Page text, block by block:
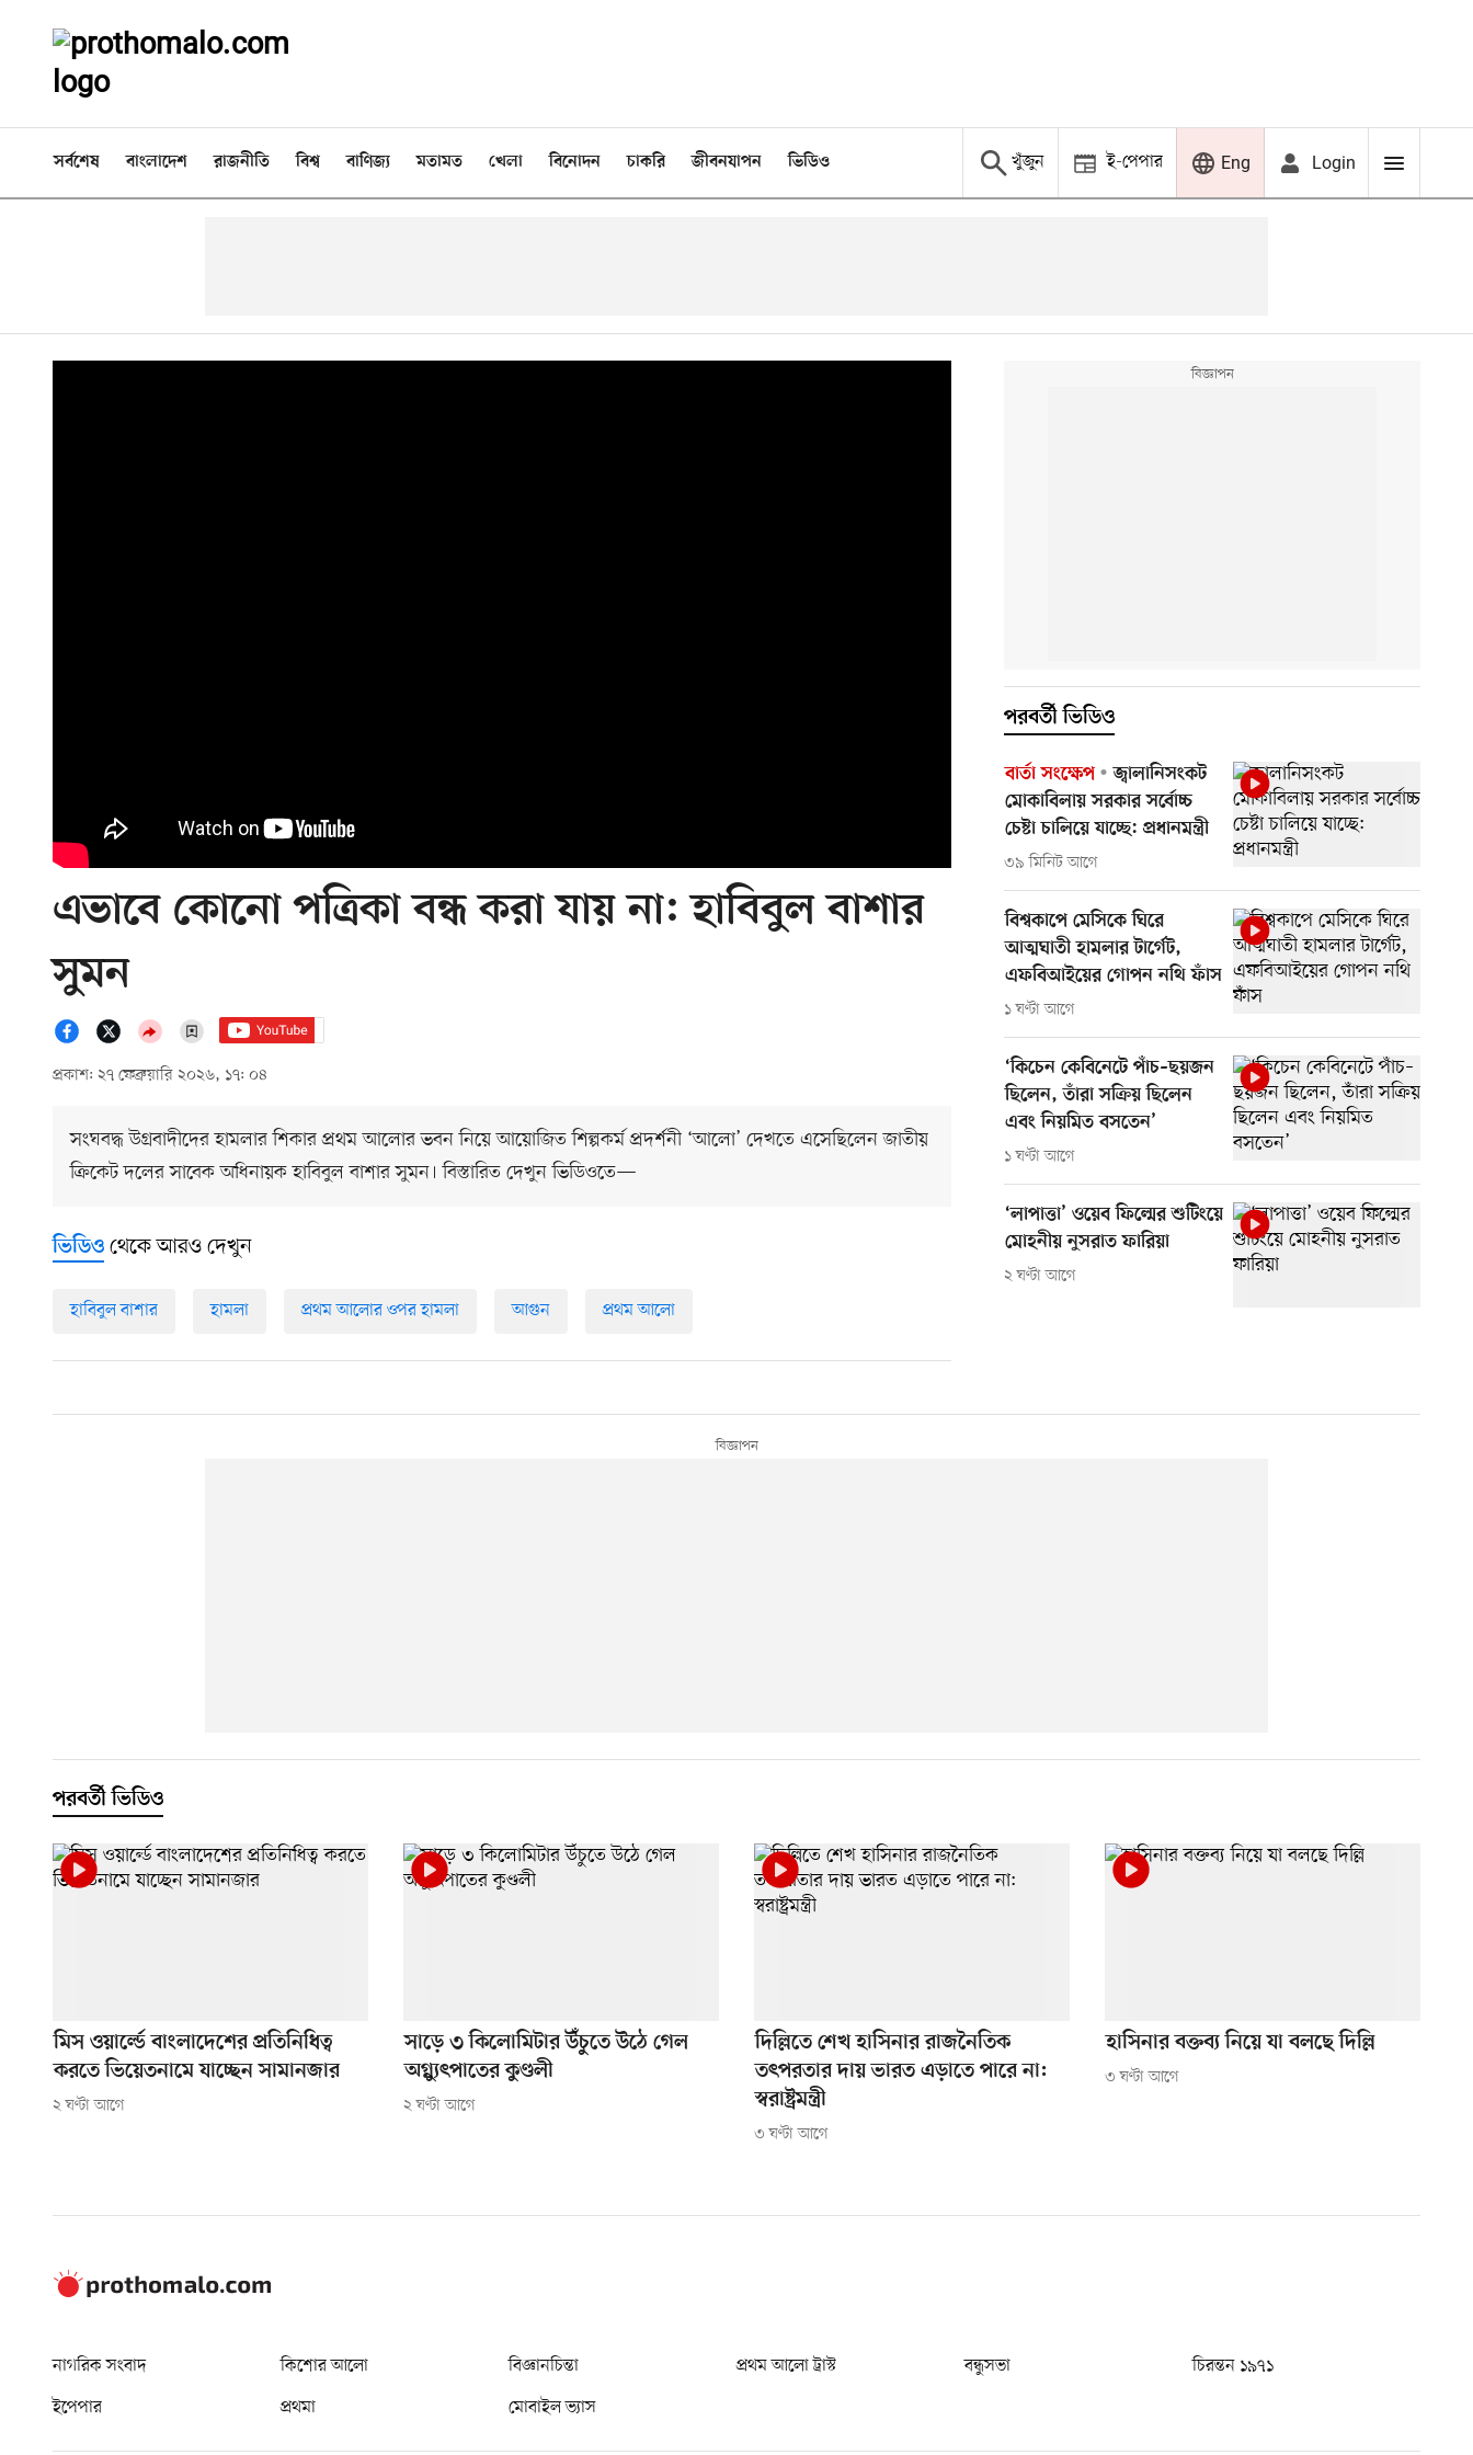
সর্বশেষ বাংলাদেশ রাজনীতি বিশ্ব বাণিজ্য মতামত খেলা বিনোদন চাকরি জীবনযাপন ভিডিও খুঁজুন ই-পেপার Eng Login
এভাবে কোনো পত্রিকা বন্ধ করা যায় না: হাবিবুল বাশার
সুমন
প্রকাশ: ২৭ ফেব্রুয়ারি ২০২৬, ১৭: ০৪
সংঘবদ্ধ উগ্রবাদীদের হামলার শিকার প্রথম আলোর ভবন নিয়ে আয়োজিত শিল্পকর্ম প্রদর্শনী ‘আলো’ দেখতে এসেছিলেন জাতীয়
ক্রিকেট দলের সাবেক অধিনায়ক হাবিবুল বাশার সুমন। বিস্তারিত দেখুন ভিডিওতে—
পরবর্তী ভিডিও
বার্তা সংক্ষেপ
জ্বালানিসংকট
মোকাবিলায় সরকার সর্বোচ্চ
চেষ্টা চালিয়ে যাচ্ছে: প্রধানমন্ত্রী
৩৯ মিনিট আগে
বিশ্বকাপে মেসিকে ঘিরে
আত্মঘাতী হামলার টার্গেট,
এফবিআইয়ের গোপন নথি ফাঁস
১ ঘণ্টা আগে
‘কিচেন কেবিনেটে পাঁচ–ছয়জন
ছিলেন, তাঁরা সক্রিয় ছিলেন
এবং নিয়মিত বসতেন’
১ ঘণ্টা আগে
‘লাপাত্তা’ ওয়েব ফিল্মের শুটিংয়ে
মোহনীয় নুসরাত ফারিয়া
২ ঘণ্টা আগে
ভিডিও থেকে আরও দেখুন
হাবিবুল বাশার হামলা প্রথম আলোর ওপর হামলা আগুন প্রথম আলো
পরবর্তী ভিডিও
মিস ওয়ার্ল্ডে বাংলাদেশের প্রতিনিধিত্ব
করতে ভিয়েতনামে যাচ্ছেন সামানজার
২ ঘণ্টা আগে
সাড়ে ৩ কিলোমিটার উঁচুতে উঠে গেল
অগ্ন্যুৎপাতের কুণ্ডলী
২ ঘণ্টা আগে
দিল্লিতে শেখ হাসিনার রাজনৈতিক
তৎপরতার দায় ভারত এড়াতে পারে না:
স্বরাষ্ট্রমন্ত্রী
৩ ঘণ্টা আগে
হাসিনার বক্তব্য নিয়ে যা বলছে দিল্লি
৩ ঘণ্টা আগে
নাগরিক সংবাদ কিশোর আলো বিজ্ঞানচিন্তা প্রথম আলো ট্রাস্ট বন্ধুসভা
চিরন্তন ১৯৭১
ইপেপার
প্রথমা মোবাইল ভ্যাস